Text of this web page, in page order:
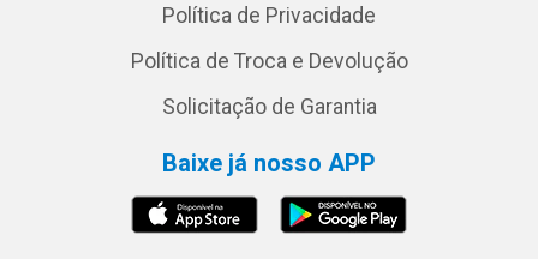
Política de Privacidade
Política de Troca e Devolução
Solicitação de Garantia
Baixe já nosso APP